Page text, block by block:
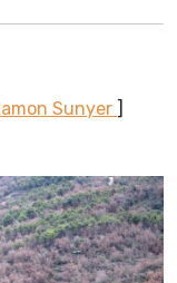
Sunyer ]